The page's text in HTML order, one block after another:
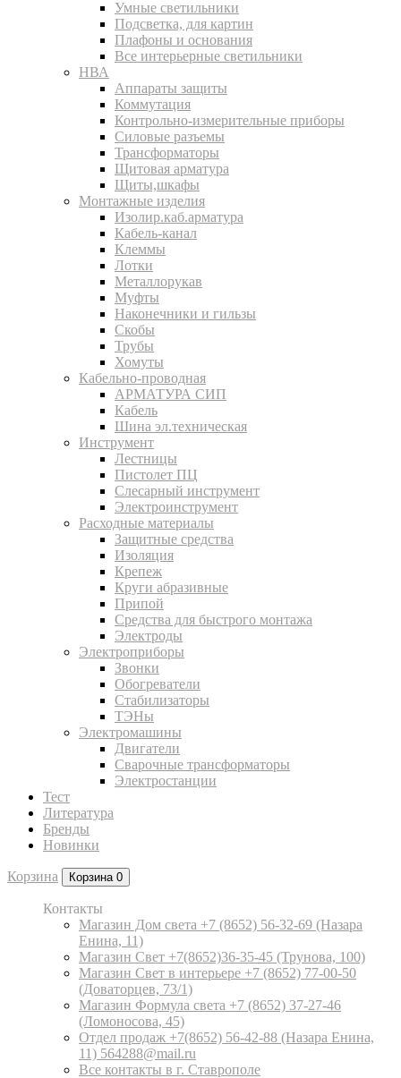
Умные светильники
Подсветка, для картин
Плафоны и основания
Все интерьерные светильники
НВА
Аппараты защиты
Коммутация
Контрольно-измерительные приборы
Силовые разъемы
Трансформаторы
Щитовая арматура
Щиты,шкафы
Монтажные изделия
Изолир.каб.арматура
Кабель-канал
Клеммы
Лотки
Металлорукав
Муфты
Наконечники и гильзы
Скобы
Трубы
Хомуты
Кабельно-проводная
АРМАТУРА СИП
Кабель
Шина эл.техническая
Инструмент
Лестницы
Пистолет ПЦ
Слесарный инструмент
Электроинструмент
Расходные материалы
Защитные средства
Изоляция
Крепеж
Круги абразивные
Припой
Средства для быстрого монтажа
Электроды
Электроприборы
Звонки
Обогреватели
Стабилизаторы
ТЭНы
Электромашины
Двигатели
Сварочные трансформаторы
Электростанции
Тест
Литература
Бренды
Новинки
Корзина Корзина 0
Контакты
Магазин Дом света +7 (8652) 56-32-69 (Назара
Енина, 11)
Магазин Свет +7(8652)36-35-45 (Трунова, 100)
Магазин Свет в интерьере +7 (8652) 77-00-50
(Доваторцев, 73/1)
Магазин Формула света +7 (8652) 37-27-46
(Ломоносова, 45)
Отдел продаж +7(8652) 56-42-88 (Назара Енина,
11) 564288@mail.ru
Все контакты в г. Ставрополе